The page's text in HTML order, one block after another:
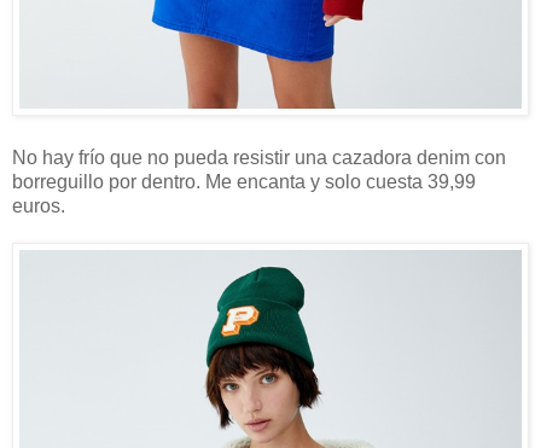
No hay frío que no pueda resistir una cazadora denim con
borreguillo por dentro. Me encanta y solo cuesta 39,99
euros.